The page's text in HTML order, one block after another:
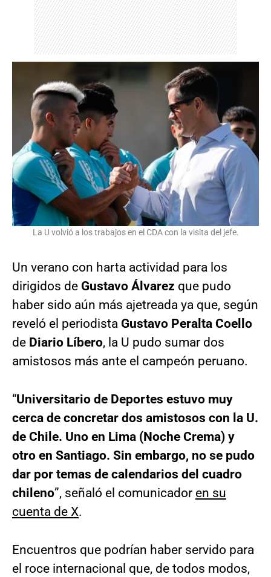
La U volvió a los trabajos en el CDA con la visita del jefe.
Un verano con harta actividad para los
dirigidos de Gustavo Álvarez que pudo
haber sido aún más ajetreada ya que, según
reveló el periodista Gustavo Peralta Coello
de Diario Líbero, la U pudo sumar dos
amistosos más ante el campeón peruano.
“Universitario de Deportes estuvo muy
cerca de concretar dos amistosos con la U.
de Chile. Uno en Lima (Noche Crema) y
otro en Santiago. Sin embargo, no se pudo
dar por temas de calendarios del cuadro
chileno”, señaló el comunicador en su
cuenta de X.
Encuentros que podrían haber servido para
el roce internacional que, de todos modos,